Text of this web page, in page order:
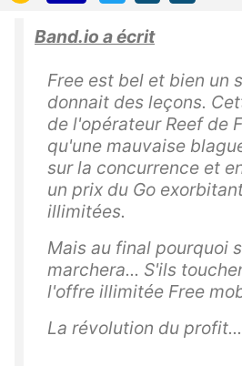
Band.io a écrit
Free est bel et bien un
donnait des leçons.
de l'opérateur Reef de
qu'une mauvaise
sur la concurrence et
un prix du Go
illimitées.
Mais au final pourquoi
marchera... S'ils
l'offre illimitée Free
La révolution du profit...